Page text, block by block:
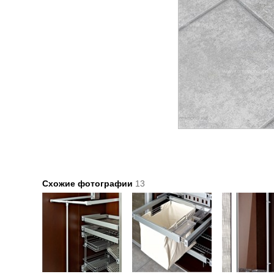
Схожие фотографии 13